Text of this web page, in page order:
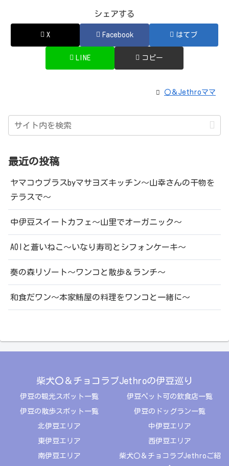
シェアする
X Facebook はてブ
LINE コピー
〇＆Jethroママ
最近の投稿
ヤマコウプラスbyマサヨズキッチン～山幸さんの干物を
テラスで～
中伊豆スイートカフェ～山里でオーガニック～
AOIと蒼いねこ～いなり寿司とシフォンケーキ～
奏の森リゾート～ワンコと散歩＆ランチ～
和食だワン～本家鮪屋の料理をワンコと一緒に～
柴犬〇＆チョコラブJethroの伊豆巡り
伊豆の観光スポット一覧 伊豆ペット可の飲食店一覧
伊豆の散歩スポット一覧 伊豆のドッグラン一覧
北伊豆エリア 中伊豆エリア
東伊豆エリア 西伊豆エリア
南伊豆エリア
柴犬〇＆チョコラブJethroご紹